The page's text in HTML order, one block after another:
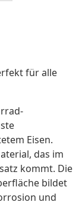
für alle
Eisen.
das im
kommt. Die
bildet
und